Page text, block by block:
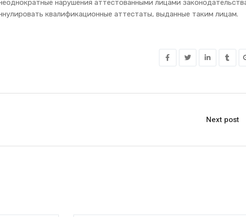
нарушения аттестованными лицами
квалификационные аттестаты, выданные таким лицам.
Next post